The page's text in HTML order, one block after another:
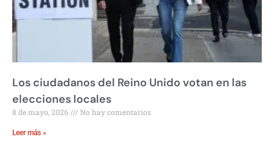
Los ciudadanos del Reino Unido votan en las
elecciones locales
8 de mayo, 2026 No hay comentarios
Leer más »